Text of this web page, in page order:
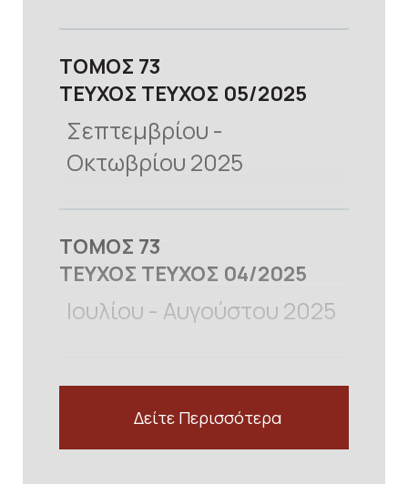
ΤΟΜΟΣ 73
ΤΕΥΧΟΣ ΤΕΥΧΟΣ 05 2025
Σεπτεμβρίου -
Οκτωβρίου 2025
ΤΟΜΟΣ 73
ΤΕΥΧΟΣ ΤΕΥΧΟΣ 04 2025
Ιουλίου - Αυγούστου 2025
Δείτε Περισσότερα